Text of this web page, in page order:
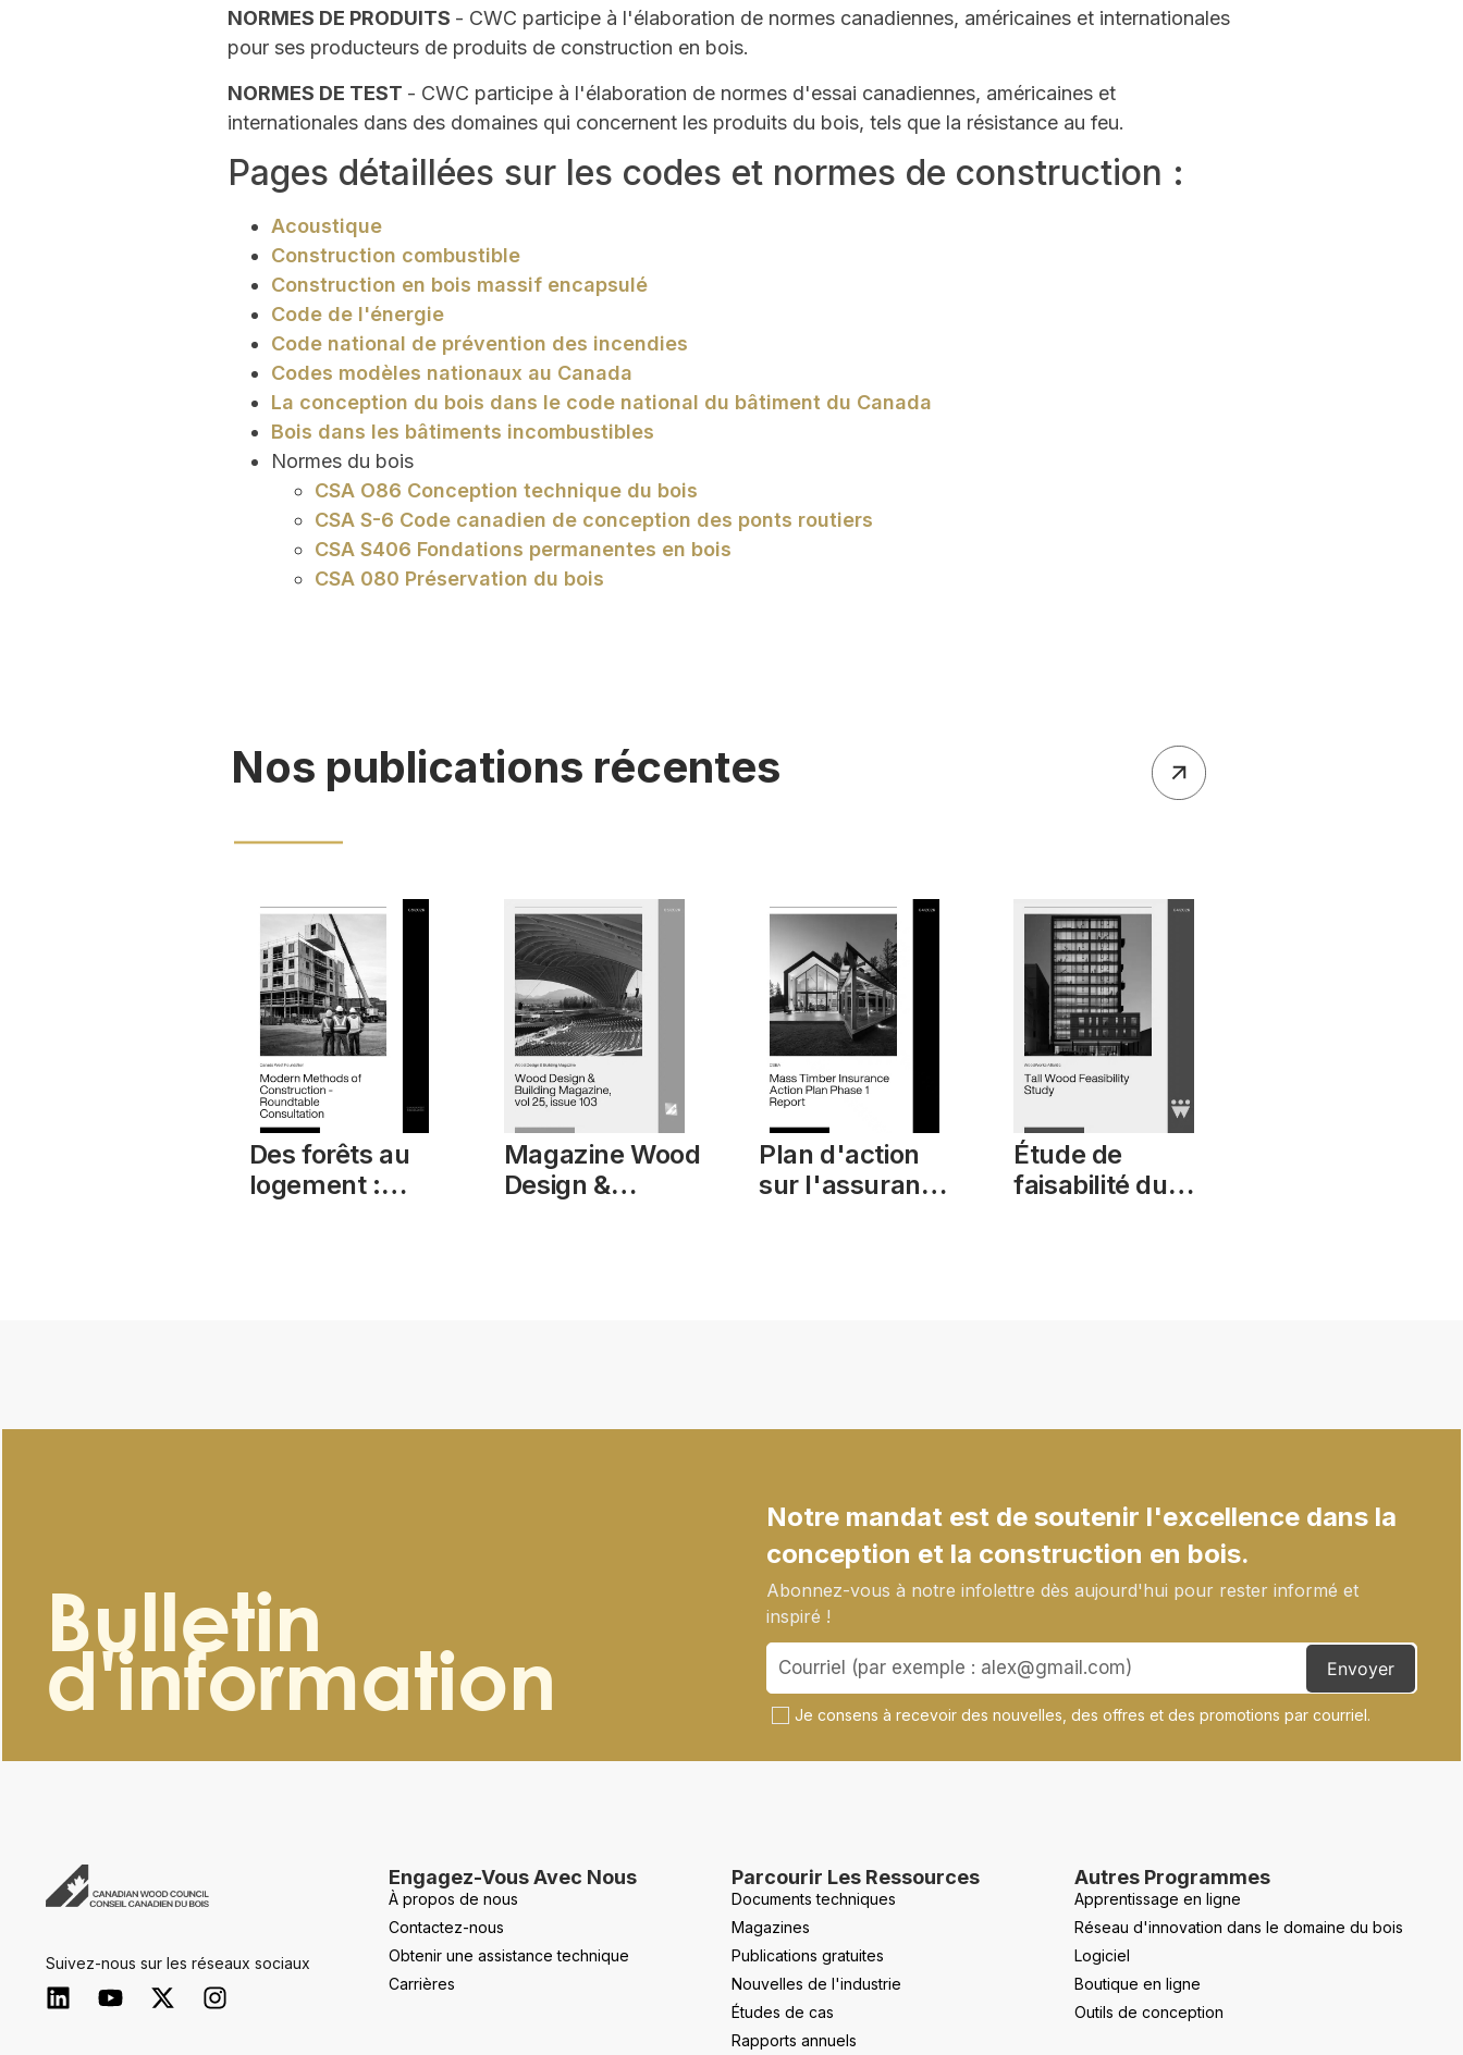
NORMES DE PRODUITS - CWC participe à l'élaboration de normes canadiennes, américaines et internationales
pour ses producteurs de produits de construction en bois.
NORMES DE TEST - CWC participe à l'élaboration de normes d'essai canadiennes, américaines et
internationales dans des domaines qui concernent les produits du bois, tels que la résistance au feu.
Pages détaillées sur les codes et normes de construction :
Acoustique
Construction combustible
Construction en bois massif encapsulé
Code de l'énergie
Code national de prévention des incendies
Codes modèles nationaux au Canada
La conception du bois dans le code national du bâtiment du Canada
Bois dans les bâtiments incombustibles
Normes du bois
CSA O86 Conception technique du bois
CSA S-6 Code canadien de conception des ponts routiers
CSA S406 Fondations permanentes en bois
CSA 080 Préservation du bois
Nos publications récentes
Des forêts au
logement :
Magazine Wood
Design &
Plan d'action
sur l'assurance
Étude de
faisabilité du
Bulletin
d'information
Notre mandat est de soutenir l'excellence dans la
conception et la construction en bois.
Abonnez-vous à notre infolettre dès aujourd'hui pour rester informé et
inspiré !
Je consens à recevoir des nouvelles, des offres et des promotions par courriel.
Envoyer
Suivez-nous sur les réseaux sociaux
Engagez-Vous Avec Nous
À propos de nous
Contactez-nous
Obtenir une assistance technique
Carrières
Parcourir Les Ressources
Documents techniques
Magazines
Publications gratuites
Nouvelles de l'industrie
Études de cas
Rapports annuels
Autres Programmes
Apprentissage en ligne
Réseau d'innovation dans le domaine du bois
Logiciel
Boutique en ligne
Outils de conception